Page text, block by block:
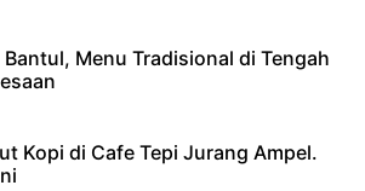
Menu Tradisional di Tengah
Kopi di Cafe Tepi Jurang Ampel.